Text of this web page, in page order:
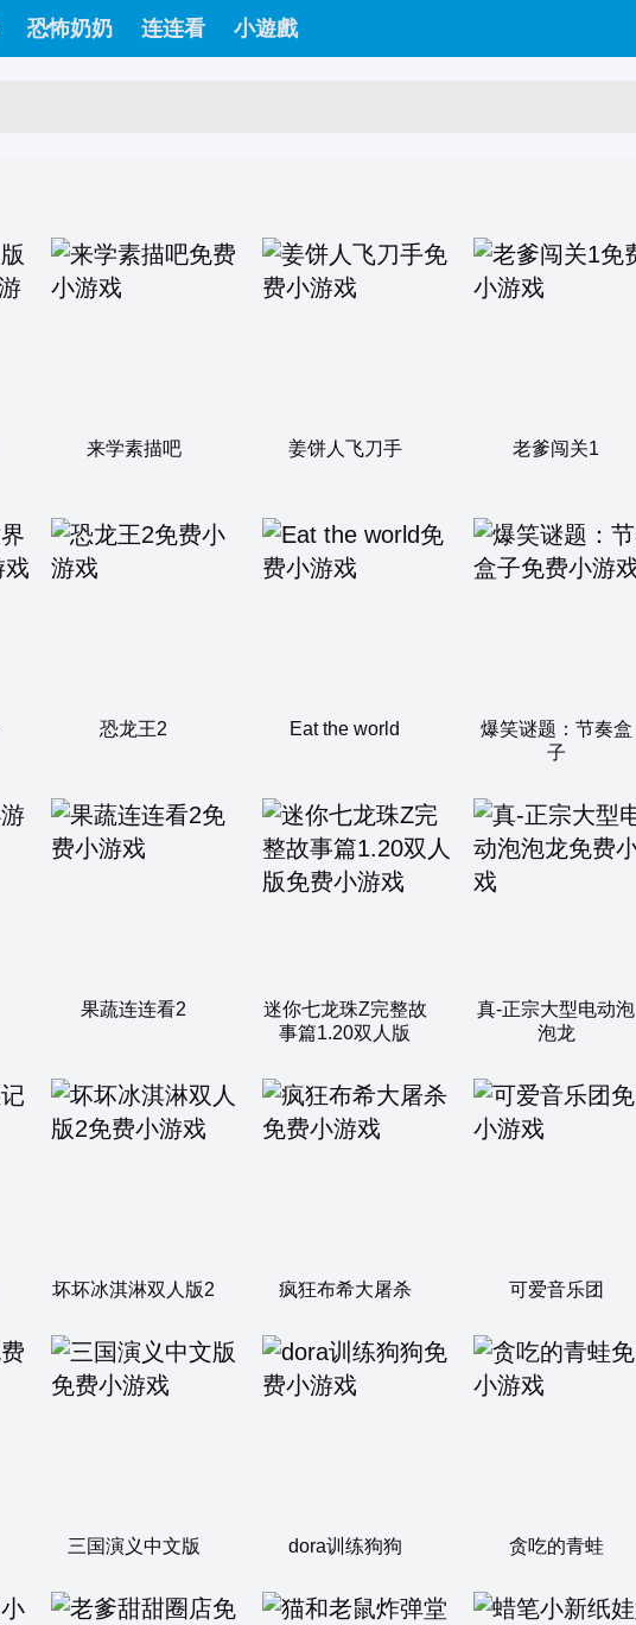
恐怖奶奶 连连看 小遊戲
来学素描吧 姜饼人飞刀手 老爹闯关1
恐龙王2 Eat the world
爆笑谜题：节奏盒
子
果蔬连连看2
迷你七龙珠Z完整故
事篇1.20双人版
真-正宗大型电动泡
泡龙
坏坏冰淇淋双人版2 疯狂布希大屠杀 可爱音乐团
三国演义中文版 dora训练狗狗 贪吃的青蛙